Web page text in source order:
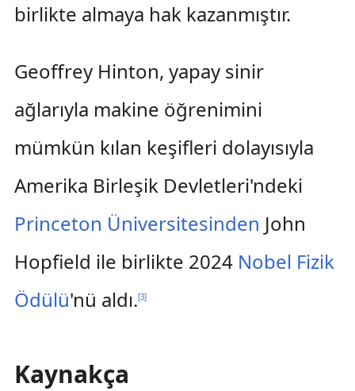
birlikte almaya hak kazanmıştır.
Geoffrey Hinton, yapay sinir
ağlarıyla makine öğrenimini
mümkün kılan keşifleri dolayısıyla
Amerika Birleşik Devletleri'ndeki
Princeton Üniversitesinden John
Hopfield ile birlikte 2024 Nobel Fizik
Ödülü'nü aldı.[3]
Kaynakça